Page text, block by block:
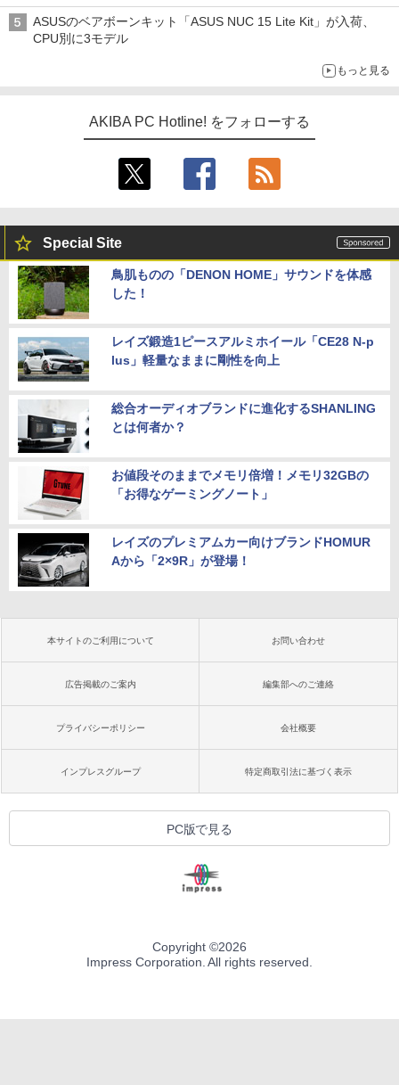
型モニターが9,801円、暑さ指数連動セール ほか
ASUSのベアボーンキット「ASUS NUC 15 Lite Kit」が入荷、
CPU別に3モデル
もっと見る
AKIBA PC Hotline! をフォローする
Special Site
鳥肌ものの「DENON HOME」サウンドを体感
した！
レイズ鍛造1ピースアルミホイール「CE28 N-p
lus」軽量なままに剛性を向上
総合オーディオブランドに進化するSHANLING
とは何者か？
お値段そのままでメモリ倍増！メモリ32GBの
「お得なゲーミングノート」
レイズのプレミアムカー向けブランドHOMUR
Aから「2×9R」が登場！
本サイトのご利用について お問い合わせ
広告掲載のご案内 編集部へのご連絡
プライバシーポリシー 会社概要
インプレスグループ 特定商取引法に基づく表示
PC版で見る
Copyright ©2026
Impress Corporation. All rights reserved.